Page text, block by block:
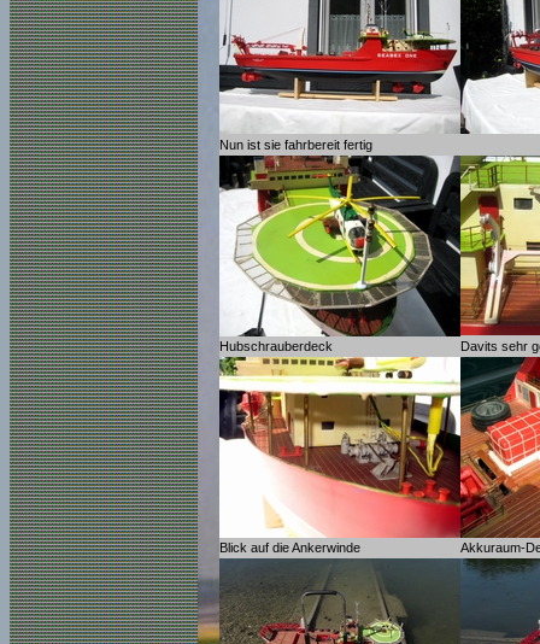
Nun ist sie fahrbereit fertig
Hubschrauberdeck Davits sehr
Blick auf die Ankerwinde Akkuraum-